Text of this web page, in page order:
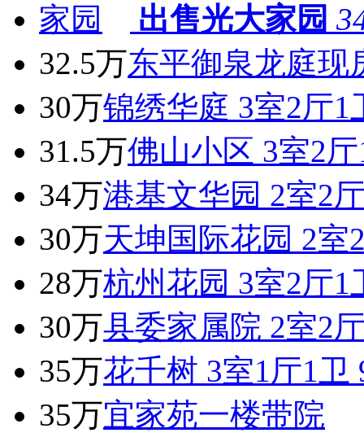
出售光大家园
32.5万东平御泉龙庭现
30万锦绣华庭 3室2厅1
31.5万佛山小区 3室2
34万港基文华园 2室2
30万天坤国际花园 2室
28万杭州花园 3室2厅1
30万县委家属院 2室2
35万花千树 3室1厅1卫
35万宜家苑一楼带院